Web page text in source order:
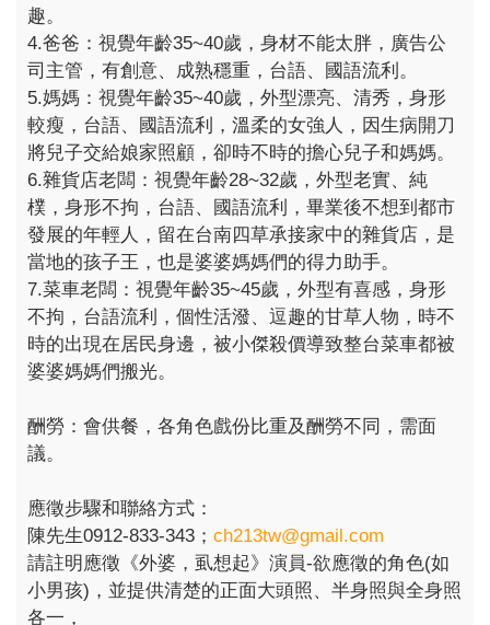
趣。
4.爸爸：視覺年齡35~40歲，身材不能太胖，廣告公
司主管，有創意、成熟穩重，台語、國語流利。
5.媽媽：視覺年齡35~40歲，外型漂亮、清秀，身形
較瘦，台語、國語流利，溫柔的女強人，因生病開刀
將兒子交給娘家照顧，卻時不時的擔心兒子和媽媽。
6.雜貨店老闆：視覺年齡28~32歲，外型老實、純
樸，身形不拘，台語、國語流利，畢業後不想到都市
發展的年輕人，留在台南四草承接家中的雜貨店，是
當地的孩子王，也是婆婆媽媽們的得力助手。
7.菜車老闆：視覺年齡35~45歲，外型有喜感，身形
不拘，台語流利，個性活潑、逗趣的甘草人物，時不
時的出現在居民身邊，被小傑殺價導致整台菜車都被
婆婆媽媽們搬光。
酬勞：會供餐，各角色戲份比重及酬勞不同，需面
議。
應徵步驟和聯絡方式：
陳先生0912-833-343； ch213tw@gmail.com
請註明應徵《外婆，虱想起》演員-欲應徵的角色(如
小男孩)，並提供清楚的正面大頭照、半身照與全身照
各一，